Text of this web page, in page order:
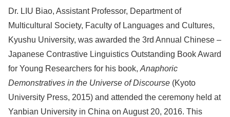
Dr. LIU Biao, Assistant Professor, Department of
Multicultural Society, Faculty of Languages and Cultures,
Kyushu University, was awarded the 3rd Annual Chinese –
Japanese Contrastive Linguistics Outstanding Book Award
for Young Researchers for his book, Anaphoric
Demonstratives in the Universe of Discourse (Kyoto
University Press, 2015) and attended the ceremony held at
Yanbian University in China on August 20, 2016. This